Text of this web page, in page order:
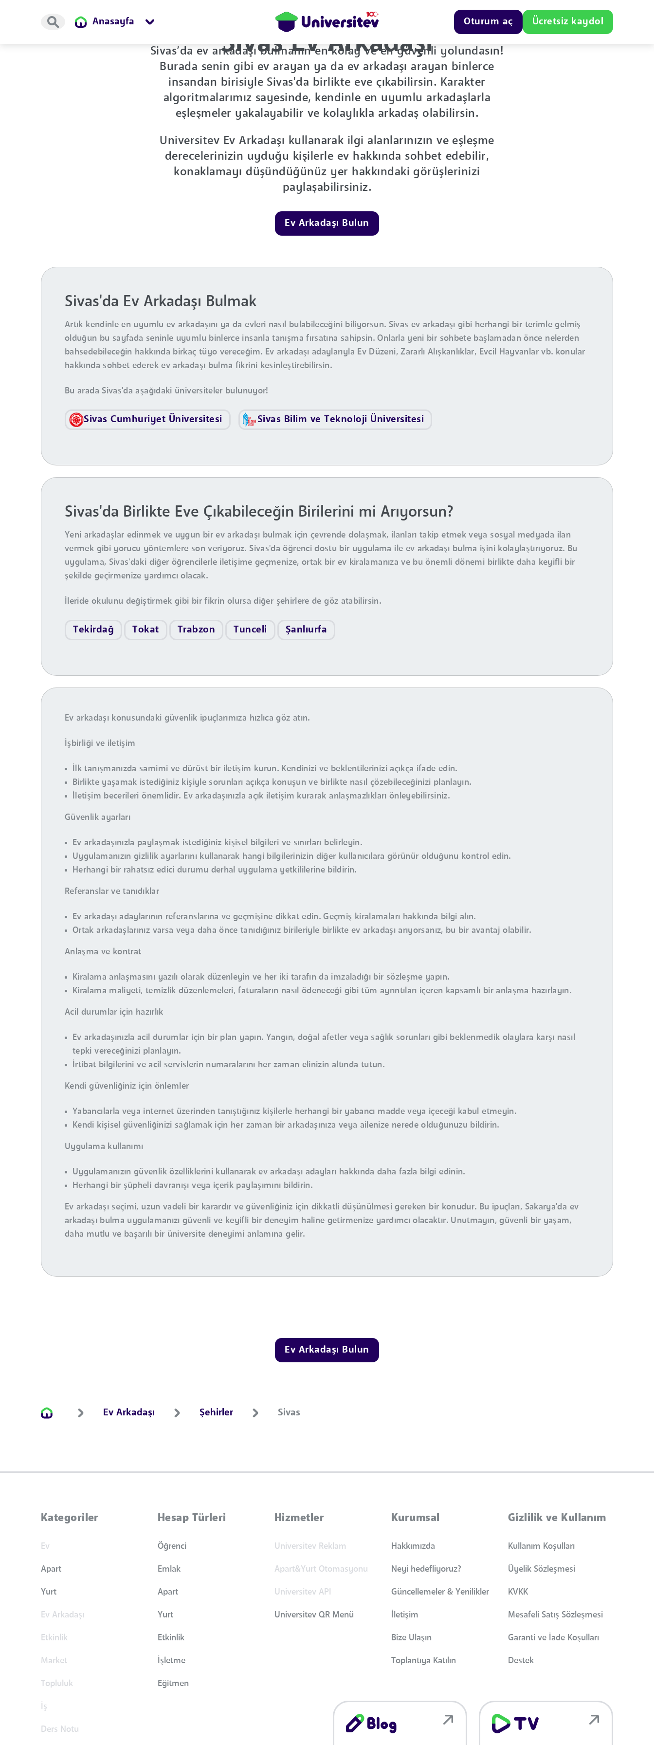
Anasayfa Oturum aç Ücretsiz kaydol
Sivas Ev Arkadaşı
Sivas’da ev arkadaşı bulmanın en kolay ve en güvenli yolundasın!
Burada senin gibi ev arayan ya da ev arkadaşı arayan binlerce
insandan birisiyle Sivas'da birlikte eve çıkabilirsin. Karakter
algoritmalarımız sayesinde, kendinle en uyumlu arkadaşlarla
eşleşmeler yakalayabilir ve kolaylıkla arkadaş olabilirsin.
Universitev Ev Arkadaşı kullanarak ilgi alanlarınızın ve eşleşme
derecelerinizin uyduğu kişilerle ev hakkında sohbet edebilir,
konaklamayı düşündüğünüz yer hakkındaki görüşlerinizi
paylaşabilirsiniz.
Ev Arkadaşı Bulun
Sivas'da Ev Arkadaşı Bulmak
Artık kendinle en uyumlu ev arkadaşını ya da evleri nasıl bulabileceğini biliyorsun. Sivas ev arkadaşı gibi herhangi bir terimle gelmiş
olduğun bu sayfada seninle uyumlu binlerce insanla tanışma fırsatına sahipsin. Onlarla yeni bir sohbete başlamadan önce nelerden
bahsedebileceğin hakkında birkaç tüyo vereceğim. Ev arkadaşı adaylarıyla Ev Düzeni, Zararlı Alışkanlıklar, Evcil Hayvanlar vb. konular
hakkında sohbet ederek ev arkadaşı bulma fikrini kesinleştirebilirsin.
Bu arada Sivas'da aşağıdaki üniversiteler bulunuyor!
Sivas Cumhuriyet Üniversitesi Sivas Bilim ve Teknoloji Üniversitesi
Sivas'da Birlikte Eve Çıkabileceğin Birilerini mi Arıyorsun?
Yeni arkadaşlar edinmek ve uygun bir ev arkadaşı bulmak için çevrende dolaşmak, ilanları takip etmek veya sosyal medyada ilan
vermek gibi yorucu yöntemlere son veriyoruz. Sivas'da öğrenci dostu bir uygulama ile ev arkadaşı bulma işini kolaylaştırıyoruz. Bu
uygulama, Sivas'daki diğer öğrencilerle iletişime geçmenize, ortak bir ev kiralamanıza ve bu önemli dönemi birlikte daha keyifli bir
şekilde geçirmenize yardımcı olacak.
İleride okulunu değiştirmek gibi bir fikrin olursa diğer şehirlere de göz atabilirsin.
Tekirdağ Tokat Trabzon Tunceli Şanlıurfa
Ev arkadaşı konusundaki güvenlik ipuçlarımıza hızlıca göz atın.
İşbirliği ve iletişim
İlk tanışmanızda samimi ve dürüst bir iletişim kurun. Kendinizi ve beklentilerinizi açıkça ifade edin.
Birlikte yaşamak istediğiniz kişiyle sorunları açıkça konuşun ve birlikte nasıl çözebileceğinizi planlayın.
İletişim becerileri önemlidir. Ev arkadaşınızla açık iletişim kurarak anlaşmazlıkları önleyebilirsiniz.
Güvenlik ayarları
Ev arkadaşınızla paylaşmak istediğiniz kişisel bilgileri ve sınırları belirleyin.
Uygulamanızın gizlilik ayarlarını kullanarak hangi bilgilerinizin diğer kullanıcılara görünür olduğunu kontrol edin.
Herhangi bir rahatsız edici durumu derhal uygulama yetkililerine bildirin.
Referanslar ve tanıdıklar
Ev arkadaşı adaylarının referanslarına ve geçmişine dikkat edin. Geçmiş kiralamaları hakkında bilgi alın.
Ortak arkadaşlarınız varsa veya daha önce tanıdığınız birileriyle birlikte ev arkadaşı arıyorsanız, bu bir avantaj olabilir.
Anlaşma ve kontrat
Kiralama anlaşmasını yazılı olarak düzenleyin ve her iki tarafın da imzaladığı bir sözleşme yapın.
Kiralama maliyeti, temizlik düzenlemeleri, faturaların nasıl ödeneceği gibi tüm ayrıntıları içeren kapsamlı bir anlaşma hazırlayın.
Acil durumlar için hazırlık
Ev arkadaşınızla acil durumlar için bir plan yapın. Yangın, doğal afetler veya sağlık sorunları gibi beklenmedik olaylara karşı nasıl
tepki vereceğinizi planlayın.
İrtibat bilgilerini ve acil servislerin numaralarını her zaman elinizin altında tutun.
Kendi güvenliğiniz için önlemler
Yabancılarla veya internet üzerinden tanıştığınız kişilerle herhangi bir yabancı madde veya içeceği kabul etmeyin.
Kendi kişisel güvenliğinizi sağlamak için her zaman bir arkadaşınıza veya ailenize nerede olduğunuzu bildirin.
Uygulama kullanımı
Uygulamanızın güvenlik özelliklerini kullanarak ev arkadaşı adayları hakkında daha fazla bilgi edinin.
Herhangi bir şüpheli davranışı veya içerik paylaşımını bildirin.
Ev arkadaşı seçimi, uzun vadeli bir karardır ve güvenliğiniz için dikkatli düşünülmesi gereken bir konudur. Bu ipuçları, Sakarya'da ev
arkadaşı bulma uygulamanızı güvenli ve keyifli bir deneyim haline getirmenize yardımcı olacaktır. Unutmayın, güvenli bir yaşam,
daha mutlu ve başarılı bir üniversite deneyimi anlamına gelir.
Ev Arkadaşı Bulun
Ev Arkadaşı Şehirler Sivas
Kategoriler
Ev
Apart
Yurt
Ev Arkadaşı
Etkinlik
Market
Topluluk
İş
Ders Notu
Hesap Türleri
Öğrenci
Emlak
Apart
Yurt
Etkinlik
İşletme
Eğitmen
Hizmetler
Universitev Reklam
Apart&Yurt Otomasyonu
Universitev API
Universitev QR Menü
Kurumsal
Hakkımızda
Neyi hedefliyoruz?
Güncellemeler & Yenilikler
İletişim
Bize Ulaşın
Toplantıya Katılın
Gizlilik ve Kullanım
Kullanım Koşulları
Üyelik Sözleşmesi
KVKK
Mesafeli Satış Sözleşmesi
Garanti ve İade Koşulları
Destek